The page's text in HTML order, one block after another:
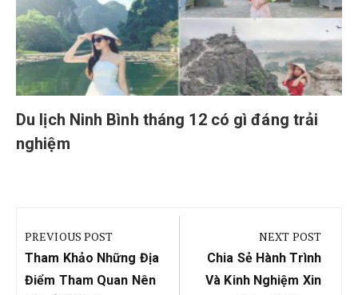
Du lịch Ninh Bình tháng 12 có gì đáng trải
nghiệm
hướng
bài
viết
PREVIOUS POST
Previous
Post:
Tham Khảo Những Địa
Điểm Tham Quan Nên
NEXT POST
Next
Post:
Chia Sẻ Hành Trình
Và Kinh Nghiệm Xin